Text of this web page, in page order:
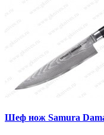
Шеф нож Samura